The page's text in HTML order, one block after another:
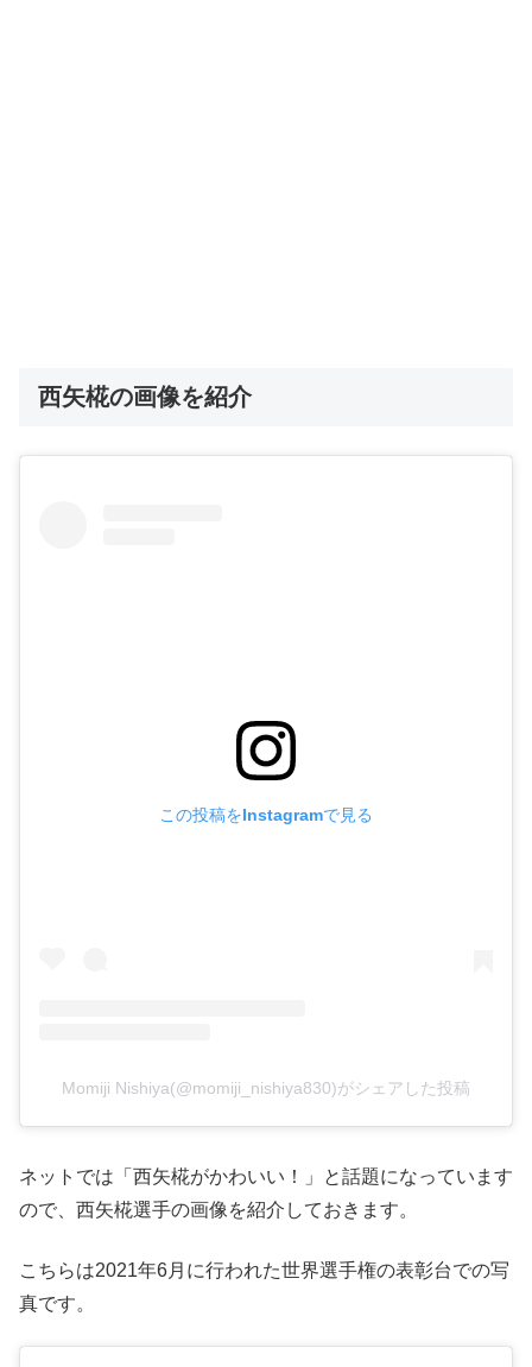
西矢椛の画像を紹介
この投稿をInstagramで見る
Momiji Nishiya(@momiji_nishiya830)がシェアした投稿
ネットでは「西矢椛がかわいい！」と話題になっています
ので、西矢椛選手の画像を紹介しておきます。
こちらは2021年6月に行われた世界選手権の表彰台での写
真です。